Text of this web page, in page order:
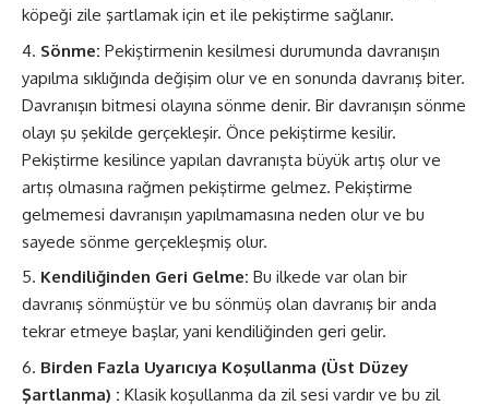
köpeği zile şartlamak için et ile pekiştirme sağlanır.
Sönme: Pekiştirmenin kesilmesi durumunda davranışın
yapılma sıklığında değişim olur ve en sonunda davranış biter.
Davranışın bitmesi olayına sönme denir. Bir davranışın sönme
olayı şu şekilde gerçekleşir. Önce pekiştirme kesilir.
Pekiştirme kesilince yapılan davranışta büyük artış olur ve
artış olmasına rağmen pekiştirme gelmez. Pekiştirme
gelmemesi davranışın yapılmamasına neden olur ve bu
sayede sönme gerçekleşmiş olur.
Kendiliğinden Geri Gelme: Bu ilkede var olan bir
davranış sönmüştür ve bu sönmüş olan davranış bir anda
tekrar etmeye başlar, yani kendiliğinden geri gelir.
Birden Fazla Uyarıcıya Koşullanma (Üst Düzey
Şartlanma) : Klasik koşullanma da zil sesi vardır ve bu zil